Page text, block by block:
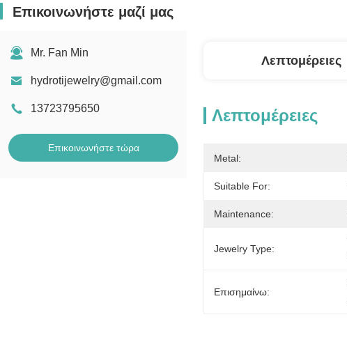
Επικοινωνήστε μαζί μας
Mr. Fan Min
hydrotijewelry@gmail.com
13723795650
Επικοινωνήστε τώρα
Λεπτομέρειες
Λεπτομέρειες
Metal:
Suitable For:
Maintenance:
Jewelry Type:
Επισημαίνω: